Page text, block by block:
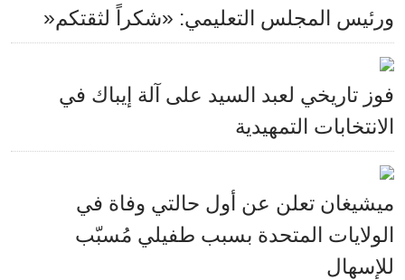
ورئيس المجلس التعليمي: «شكراً لثقتكم«
فوز تاريخي لعبد السيد على آلة إيباك في
الانتخابات التمهيدية
ميشيغان تعلن عن أول حالتي وفاة في
الولايات المتحدة بسبب طفيلي مُسبّب
للإسهال